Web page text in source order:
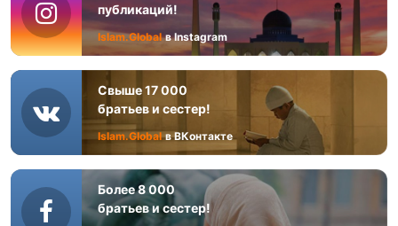
публикаций!
Islam.Global в Instagram
Свыше 17 000
братьев и сестер!
Islam.Global в ВКонтакте
Более 8 000
братьев и сестер!